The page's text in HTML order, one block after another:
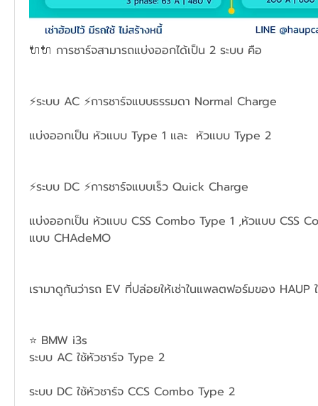
🔌🔌 การชาร์จสามารถแบ่งออกได้เป็น 2 ระบบ คือ
⚡ระบบ AC ⚡การชาร์จแบบธรรมดา Normal Charge
แบ่งออกเป็น หัวแบบ Type 1 และ  หัวแบบ Type 2
⚡ระบบ DC ⚡การชาร์จแบบเร็ว Quick Charge
แบ่งออกเป็น หัวแบบ CSS Combo Type 1 ,หัวแบบ CSS
แบบ CHAdeMO
เรามาดูกันว่ารถ EV ที่ปล่อยให้เช่าในแพลตฟอร์มของ HAUP
⭐ BMW i3s
ระบบ AC ใช้หัวชาร์จ Type 2
ระบบ DC ใช้หัวชาร์จ CCS Combo Type 2